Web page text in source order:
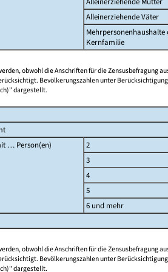
Alleinerziehende Väter
Mehrpersonenhaushalte
Kernfamilie
obwohl die Anschriften für die Zensusbefragung
Bevölkerungszahlen unter
dargestellt.
… Person(en)
2
3
4
5
6 und mehr
obwohl die Anschriften für die Zensusbefragung
Bevölkerungszahlen unter
dargestellt.